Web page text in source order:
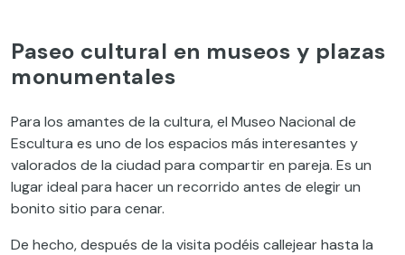
Paseo cultural en museos y plazas
monumentales
Para los amantes de la cultura, el Museo Nacional de
Escultura es uno de los espacios más interesantes y
valorados de la ciudad para compartir en pareja. Es un
lugar ideal para hacer un recorrido antes de elegir un
bonito sitio para cenar.
De hecho, después de la visita podéis callejear hasta la